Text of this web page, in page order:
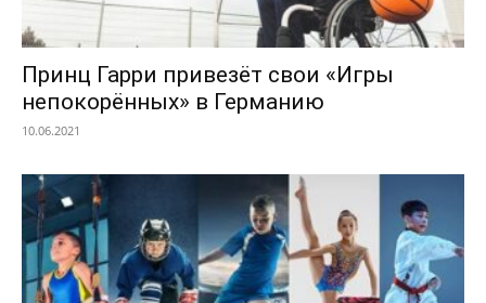
Принц Гарри привезёт свои «Игры
непокорённых» в Германию
10.06.2021